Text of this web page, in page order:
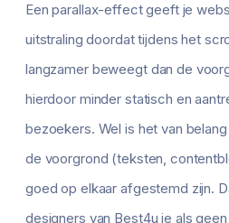
Een parallax-effect geeft je
uitstraling doordat tijdens het
langzamer beweegt dan de
hierdoor minder statisch en
bezoekers. Wel is het van
de voorgrond (teksten,
goed op elkaar afgestemd zijn.
designers van Best4u je als